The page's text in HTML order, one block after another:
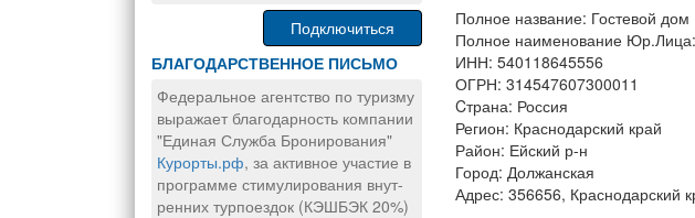
Подключиться
БЛАГОДАРСТВЕННОЕ ПИСЬМО
Федеральное агентство по туризму
выражает благодарность компании
"Единая Служба Бронирования"
Курорты.рф, за активное участие в
программе стимулирования внут-
ренних турпоездок (КЭШБЭК 20%)
Полное название: Гостевой
Полное наименование
ИНН: 540118645556
ОГРН: 314547607300011
Cтрана: Россия
Регион: Краснодарский край
Район: Ейский р-н
Город: Должанская
Адрес: 356656, Краснодарский